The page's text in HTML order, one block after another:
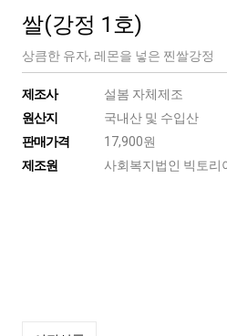
쌀(강정 1호)
상큼한 유자, 레몬을 넣은 찐쌀강정
제조사
설봄 자체제조
원산지
국내산 및 수입산
판매가격
17,900원
제조원
사회복지법인 빅토리